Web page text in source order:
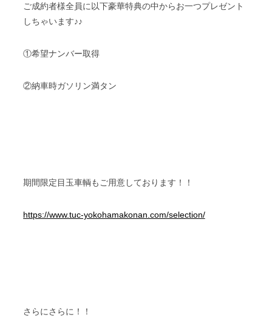
ご成約者様全員に以下豪華特典の中からお一つプレゼント
しちゃいます♪♪
①希望ナンバー取得
②納車時ガソリン満タン
期間限定目玉車輌もご用意しております！！
https://www.tuc-yokohamakonan.com/selection/
さらにさらに！！